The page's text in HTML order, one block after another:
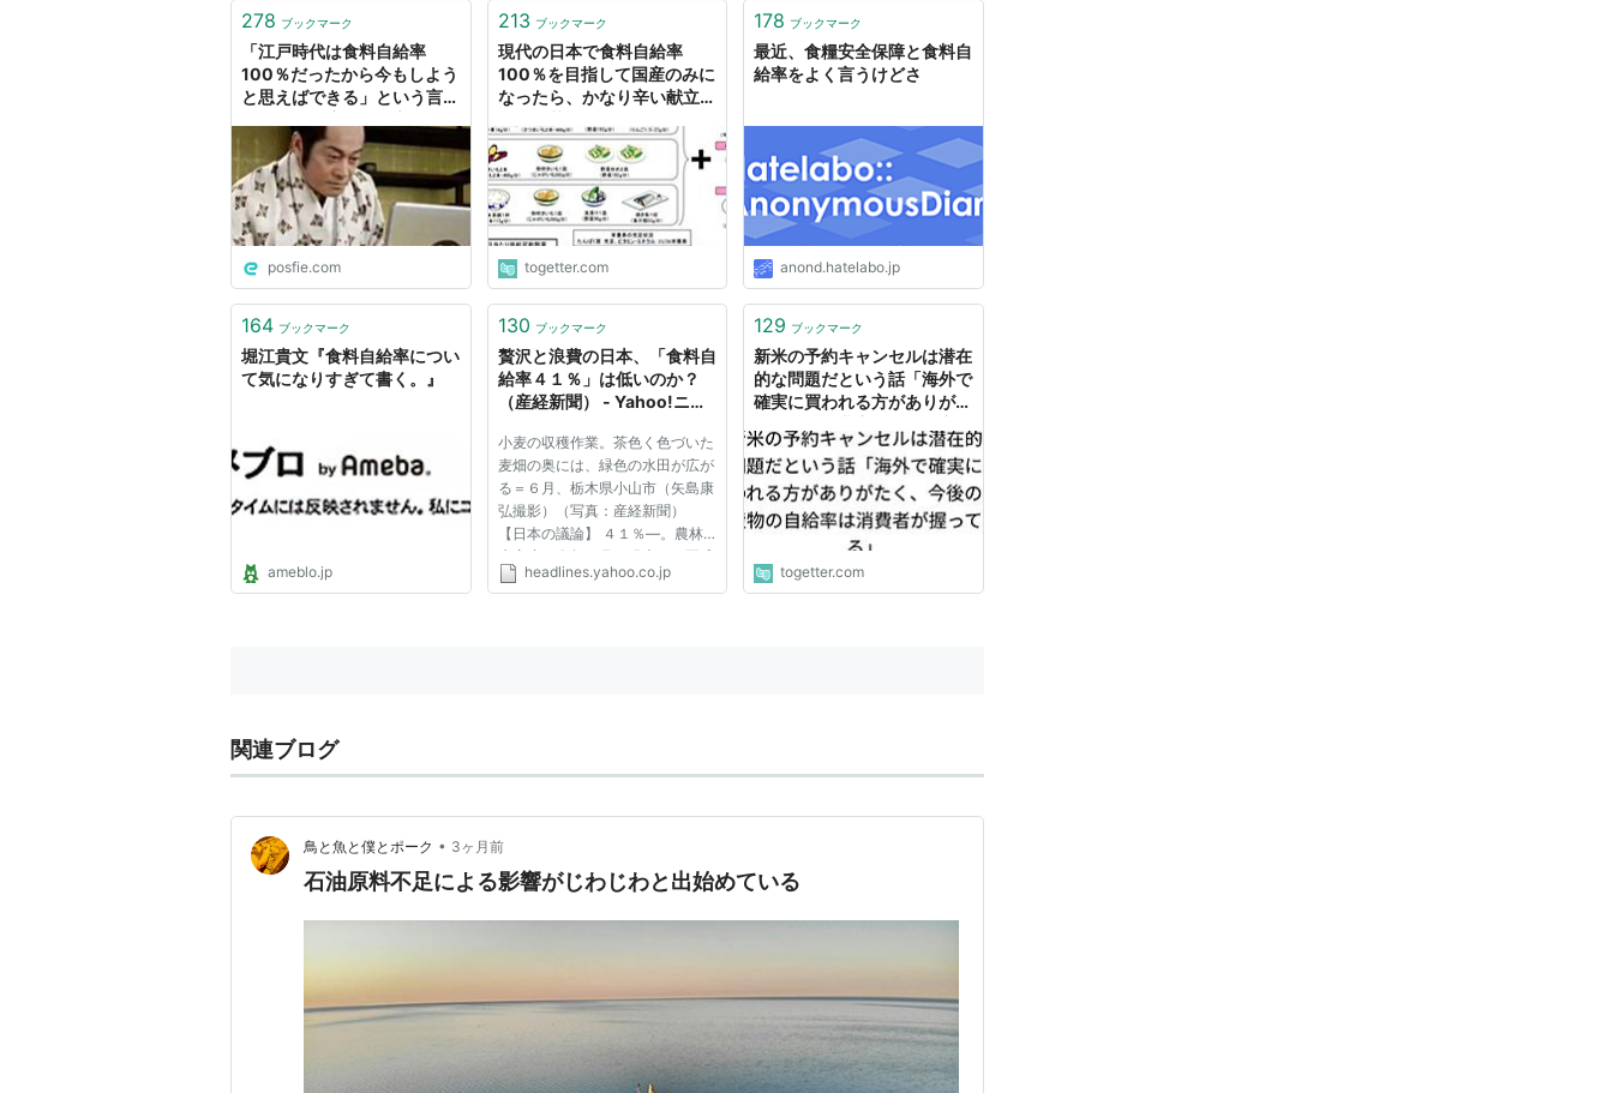
278 ブックマーク
「江戸時代は食料自給率
100％だったから今もしよう
と思えばできる」という言説
ぶ
posfie.com
213 ブックマーク
現代の日本で食料自給率
100％を目指して国産のみに
なったら、かなり辛い献立に
togetter.com
178 ブックマーク
最近、食糧安全保障と食料自
給率をよく言うけどさ
anond.hatelabo.jp
164 ブックマーク
堀江貴文『食料自給率につい
て気になりすぎて書く。』
ameblo.jp
130 ブックマーク
贅沢と浪費の日本、「食料自
給率４１％」は低いのか？
（産経新聞） - Yahoo!ニュ
小麦の収穫作業。茶色く色づいた
麦畑の奥には、緑色の水田が広が
る＝６月、栃木県小山市（矢島康
弘撮影）（写真：産経新聞）
【日本の議論】 ４１％―。農林
水産省が今年８月に発表した平成
２０年度の日本の食料自給率（カ
headlines.yahoo.co.jp
129 ブックマーク
新米の予約キャンセルは潜在
的な問題だという話「海外で
確実に買われる方がありがた
消費者が握っている」
togetter.com
関連ブログ
鳥と魚と僕とポーク • 3ヶ月前
石油原料不足による影響がじわじわと出始めている